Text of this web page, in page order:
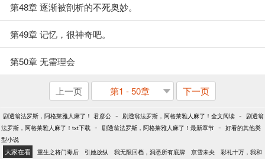
第48章 逐渐被剖析的不死奥妙。
第49章 记忆，很神奇吧。
第50章 无需理会
上一页 第1 - 50章 下一页
剧透翁法罗斯，阿格莱雅人麻了！ 君彦公 - 剧透翁法罗斯，阿格莱雅人麻了！全文阅读 -
剧透翁
法罗斯，阿格莱雅人麻了！txt下载 - 剧透翁法罗斯，阿格莱雅人麻了！最新章节 - 好看的其他类
型小说
大家在看 重生之将门毒后 引她放纵 我无限回档，洞悉所有底牌 京雪未央
彩礼十万，我和